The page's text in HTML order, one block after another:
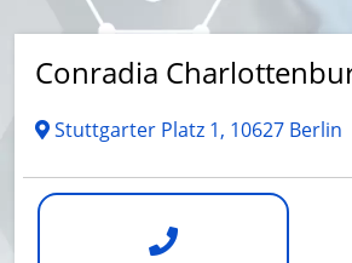
Conradia
Stuttgarter Platz 1, 10627 Berlin